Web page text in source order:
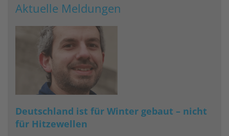
Aktuelle Meldungen
Deutschland ist für Winter gebaut – nicht
für Hitzewellen